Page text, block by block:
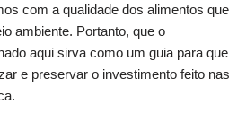
com a qualidade dos alimentos que
ambiente. Portanto, que o
aqui sirva como um guia para que
e preservar o investimento feito nas